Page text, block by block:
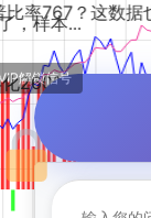
这数据也太完美
太夸张了...
化260%但夏普